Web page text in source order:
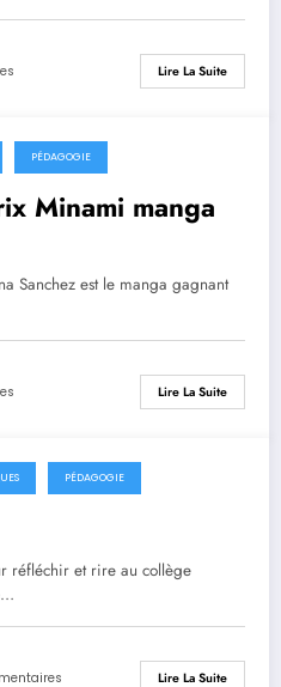
Lire La Suite
PÉDAGOGIE
Minami manga
Sanchez est le manga gagnant
Lire La Suite
PÉDAGOGIE
réfléchir et rire au collège
Lire La Suite